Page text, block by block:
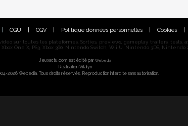
CGU CGV Politique données personnelles Cookies
sur toutes les plateformes. Sorties, previews, gameplay, trailers, tests,
Xbox One X, PS3, Xbox 360, Nintendo Switch, Wii U, Nintendo 3DS, Nintendo
Jeuxactu.com est édité par Webedia
Réalisation Vitalyn
2026 Webedia. Tous droits réservés. Reproduction interdite sans autorisation.